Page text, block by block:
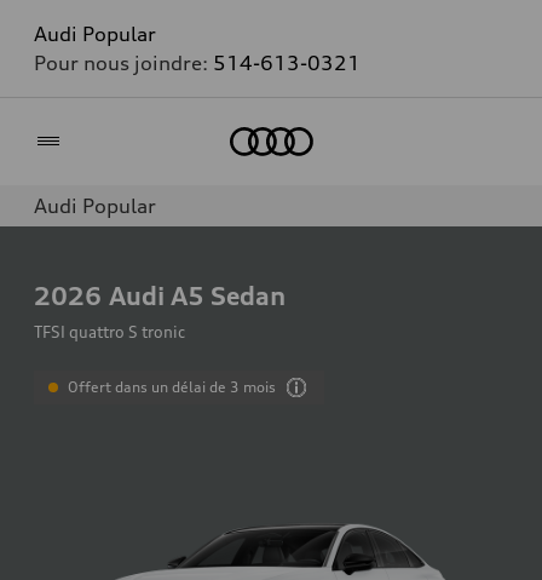
Audi Popular
Pour nous joindre: 514-613-0321
Audi Popular
2026 Audi A5 Sedan
TFSI quattro S tronic
Offert dans un délai de 3 mois